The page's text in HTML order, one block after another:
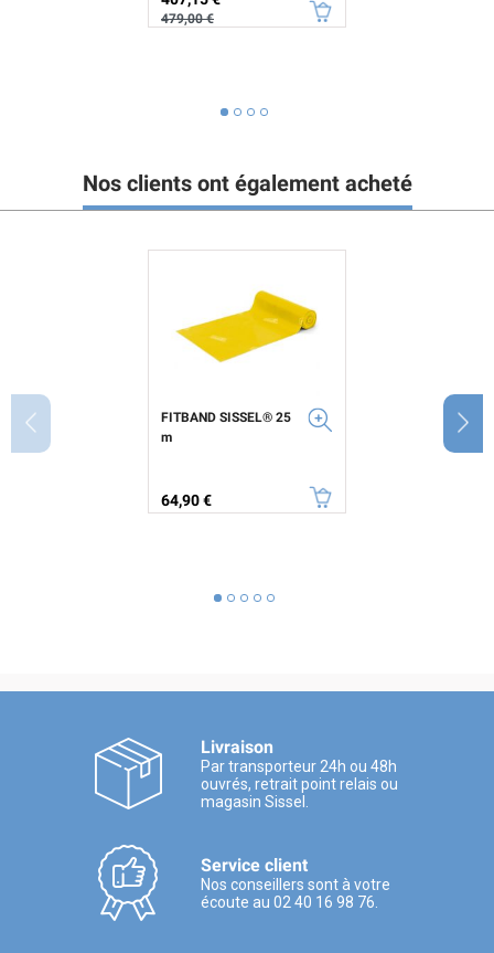
479,00 €
Nos clients ont également acheté
FITBAND SISSEL® 25
m
Prix
64,90 €
Livraison
Par transporteur 24h ou 48h
ouvrés, retrait point relais ou
magasin Sissel.
Service client
Nos conseillers sont à votre
écoute au 02 40 16 98 76.